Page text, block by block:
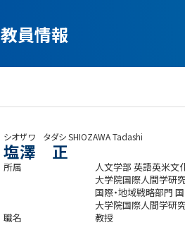
教員情報
シオザワ タダシSHIOZAWA Tadashi
塩澤 正
所属
人文学部 英語英米文
大学院国際人間学研
国際・地域戦略部門
大学院国際人間学研
職名
教授